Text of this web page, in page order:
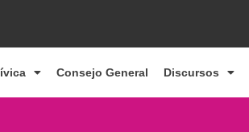
Consejo General Discursos